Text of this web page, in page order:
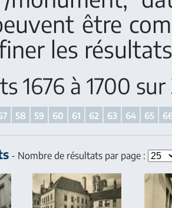
être
les
1676 à 1700
58 59 60 61 62 63 64 65
- Nombre de résultats par page :